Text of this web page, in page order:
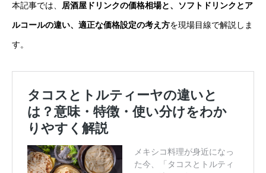
本記事では、 居酒屋ドリンクの価格相場と、ソフトドリンクとア
ルコールの違い、適正な価格設定の考え方を現場目線で解説しま
す。